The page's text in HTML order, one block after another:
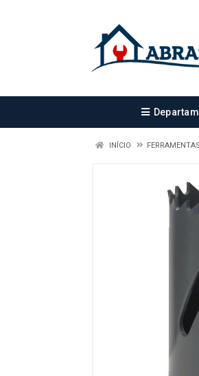
INÍCIO